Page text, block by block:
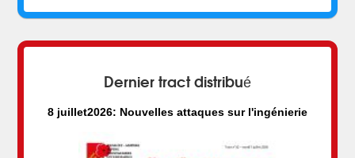
Dernier tract distribué
8 juillet2026: Nouvelles attaques sur l'ingénierie